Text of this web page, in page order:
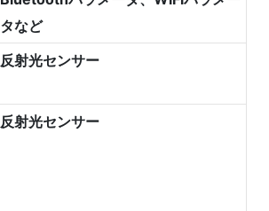
タなど
反射光センサー
反射光センサー